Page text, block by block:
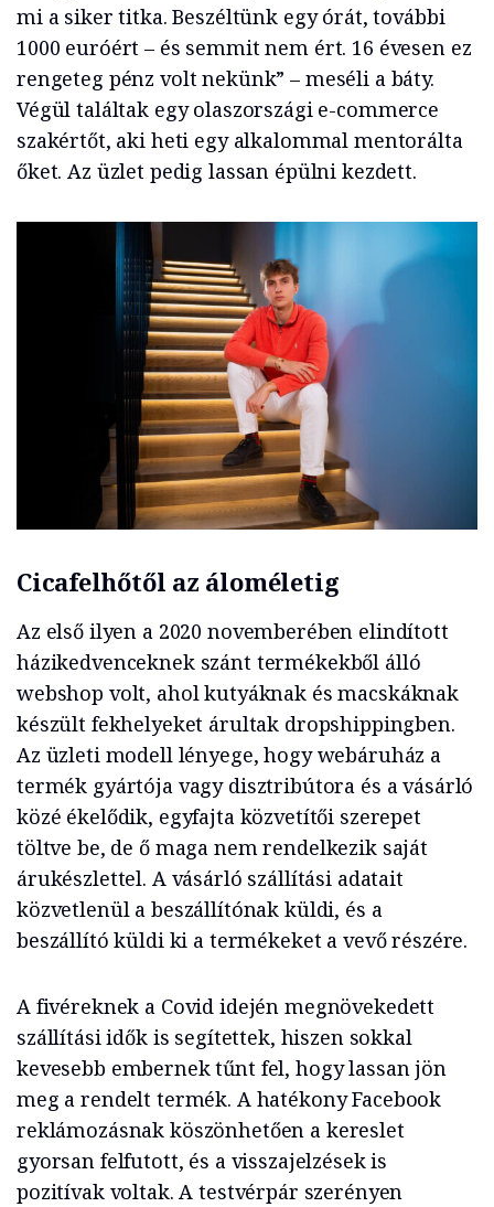
mi a siker titka. Beszéltünk egy órát, további
1000 euróért – és semmit nem ért. 16 évesen ez
rengeteg pénz volt nekünk” – meséli a báty.
Végül találtak egy olaszországi e-commerce
szakértőt, aki heti egy alkalommal mentorálta
őket. Az üzlet pedig lassan épülni kezdett.
Cicafelhőtől az áloméletig
Az első ilyen a 2020 novemberében elindított
házikedvenceknek szánt termékekből álló
webshop volt, ahol kutyáknak és macskáknak
készült fekhelyeket árultak dropshippingben.
Az üzleti modell lényege, hogy webáruház a
termék gyártója vagy disztribútora és a vásárló
közé ékelődik, egyfajta közvetítői szerepet
töltve be, de ő maga nem rendelkezik saját
árukészlettel. A vásárló szállítási adatait
közvetlenül a beszállítónak küldi, és a
beszállító küldi ki a termékeket a vevő részére.
A fivéreknek a Covid idején megnövekedett
szállítási idők is segítettek, hiszen sokkal
kevesebb embernek tűnt fel, hogy lassan jön
meg a rendelt termék. A hatékony Facebook
reklámozásnak köszönhetően a kereslet
gyorsan felfutott, és a visszajelzések is
pozitívak voltak. A testvérpár szerényen